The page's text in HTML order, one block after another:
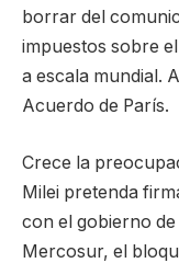
borrar del
impuestos sobre
a escala mundial.
Acuerdo de París.
Crece la
Milei pretenda
con el gobierno
Mercosur, el